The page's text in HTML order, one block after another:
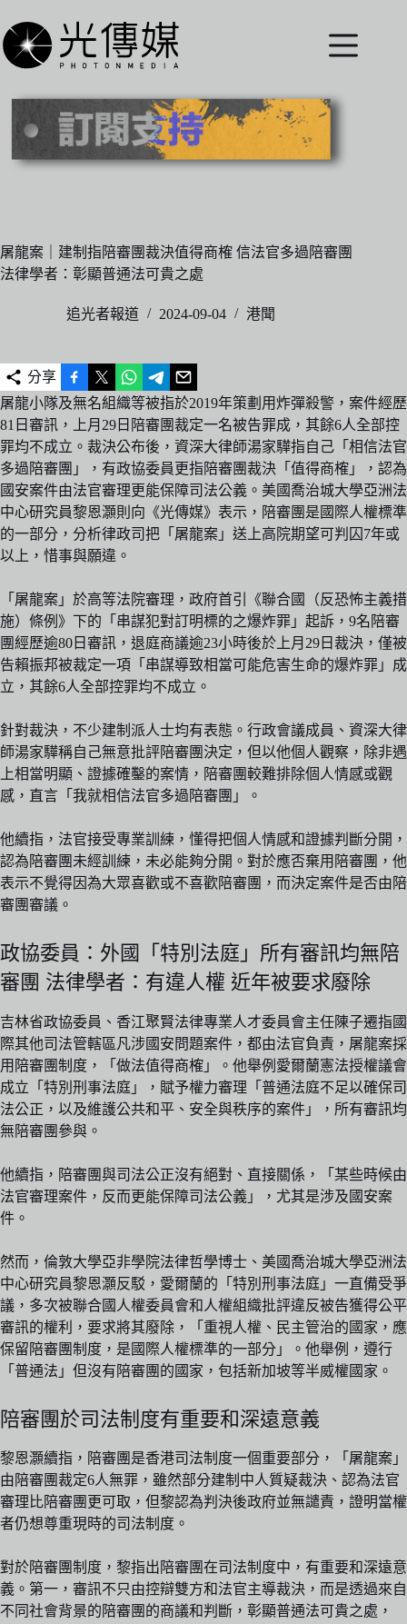
至
主
內
屠龍案｜建制指陪審團裁決值得商榷 信法官多過陪審團
法律學者：彰顯普通法可貴之處
追光者報道 2024-09-04 港聞
分享
屠龍小隊及無名組織等被指於2019年策劃用炸彈殺警，案件經歷
81日審訊，上月29日陪審團裁定一名被告罪成，其餘6人全部控
罪均不成立。裁決公布後，資深大律師湯家驊指自己「相信法官
多過陪審團」，有政協委員更指陪審團裁決「值得商榷」，認為
國安案件由法官審理更能保障司法公義。美國喬治城大學亞洲法
中心研究員黎恩灝則向《光傳媒》表示，陪審團是國際人權標準
的一部分，分析律政司把「屠龍案」送上高院期望可判囚7年或
以上，惜事與願違。
「屠龍案」於高等法院審理，政府首引《聯合國（反恐怖主義措
施）條例》下的「串謀犯對訂明標的之爆炸罪」起訴，9名陪審
團經歷逾80日審訊，退庭商議逾23小時後於上月29日裁決，僅被
告賴振邦被裁定一項「串謀導致相當可能危害生命的爆炸罪」成
立，其餘6人全部控罪均不成立。
針對裁決，不少建制派人士均有表態。行政會議成員、資深大律
師湯家驊稱自己無意批評陪審團決定，但以他個人觀察，除非遇
上相當明顯、證據確鑿的案情，陪審團較難排除個人情感或觀
感，直言「我就相信法官多過陪審團」。
他續指，法官接受專業訓練，懂得把個人情感和證據判斷分開，
認為陪審團未經訓練，未必能夠分開。對於應否棄用陪審團，他
表示不覺得因為大眾喜歡或不喜歡陪審團，而決定案件是否由陪
審團審議。
政協委員：外國「特別法庭」所有審訊均無陪
審團 法律學者：有違人權 近年被要求廢除
吉林省政協委員、香江聚賢法律專業人才委員會主任陳子遷指國
際其他司法管轄區凡涉國安問題案件，都由法官負責，屠龍案採
用陪審團制度，「做法值得商榷」。他舉例愛爾蘭憲法授權議會
成立「特別刑事法庭」，賦予權力審理「普通法庭不足以確保司
法公正，以及維護公共和平、安全與秩序的案件」，所有審訊均
無陪審團參與。
他續指，陪審團與司法公正沒有絕對、直接關係，「某些時候由
法官審理案件，反而更能保障司法公義」，尤其是涉及國安案
件。
然而，倫敦大學亞非學院法律哲學博士、美國喬治城大學亞洲法
中心研究員黎恩灝反駁，愛爾蘭的「特別刑事法庭」一直備受爭
議，多次被聯合國人權委員會和人權組織批評違反被告獲得公平
審訊的權利，要求將其廢除，「重視人權、民主管治的國家，應
保留陪審團制度，是國際人權標準的一部分」。他舉例，遵行
「普通法」但沒有陪審團的國家，包括新加坡等半威權國家。
陪審團於司法制度有重要和深遠意義
黎恩灝續指，陪審團是香港司法制度一個重要部分，「屠龍案」
由陪審團裁定6人無罪，雖然部分建制中人質疑裁決、認為法官
審理比陪審團更可取，但黎認為判決後政府並無譴責，證明當權
者仍想尊重現時的司法制度。
對於陪審團制度，黎指出陪審團在司法制度中，有重要和深遠意
義。第一，審訊不只由控辯雙方和法官主導裁決，而是透過來自
不同社會背景的陪審團的商議和判斷，彰顯普通法可貴之處，